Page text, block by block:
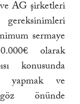
AG şirketleri
sermaye
olarak
konusunda
yapmak ve
önünde